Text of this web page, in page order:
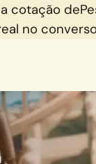
cotação de
no